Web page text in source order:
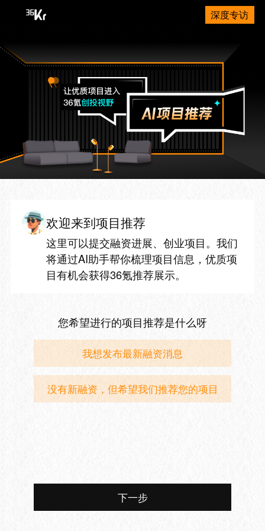
深度专访
欢迎来到项目推荐
这里可以提交融资进展、创业项目。我们
将通过AI助手帮你梳理项目信息，优质项
目有机会获得36氪推荐展示。
您希望进行的项目推荐是什么呀
我想发布最新融资消息
没有新融资，但希望我们推荐您的项目
下一步